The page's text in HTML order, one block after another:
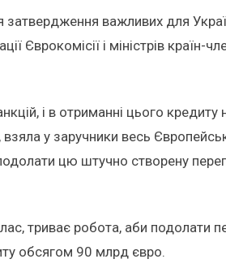
важливих для
Єврокомісії і міністрів країн-
і в отриманні цього
у заручники весь
цю штучно створену
триває робота, аби подолати
обсягом 90 млрд євро.